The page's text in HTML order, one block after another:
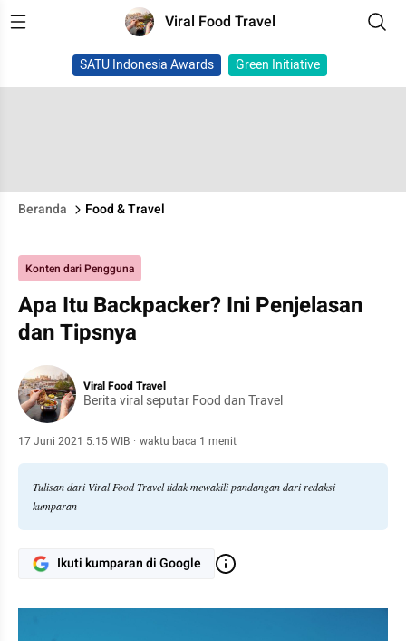
Viral Food Travel
SATU Indonesia Awards Green Initiative
Beranda Food & Travel
Konten dari Pengguna
Apa Itu Backpacker? Ini Penjelasan
dan Tipsnya
Viral Food Travel
Berita viral seputar Food dan Travel
17 Juni 2021 5:15 WIB · waktu baca 1 menit
Tulisan dari Viral Food Travel tidak mewakili pandangan dari redaksi
kumparan
Ikuti kumparan di Google